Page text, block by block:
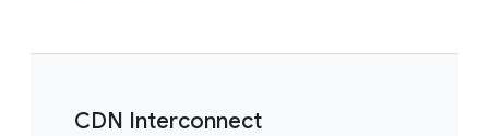
CDN Interconnect